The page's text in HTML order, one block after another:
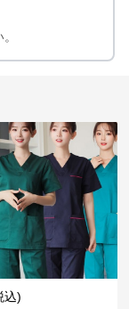
込)